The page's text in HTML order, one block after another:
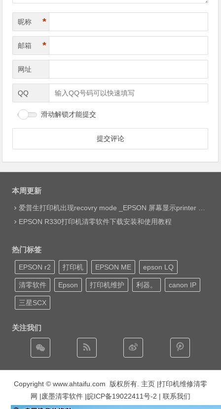
昵称 *
邮箱 *
网址
QQ
滑动解锁才能提交
本周更新
爱普生打印机出现recovry mode _EPSON 屏幕显示printer mode set jig网络远程维修
EPSON R330打印机清零软件下载安装和使用教程
热门标签
EPSON r2 打印机 EPSON ME epson LQ
清零软件 Epson 打印机维护 利器。 canon IP
三星SCX
关注我们
Copyright © www.ahtaifu.com 版权所有. 主页 |打印机维修清零
网 |废墨清零软件 |皖ICP备19022411号-2 | 联系我们